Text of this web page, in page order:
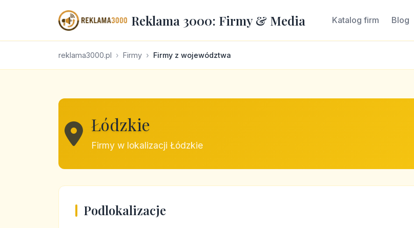
Reklama 3000: Firmy & Media Katalog firm Blog
reklama3000.pl Firmy Firmy z województwa
Łódzkie
Firmy w lokalizacji Łódzkie
Podlokalizacje